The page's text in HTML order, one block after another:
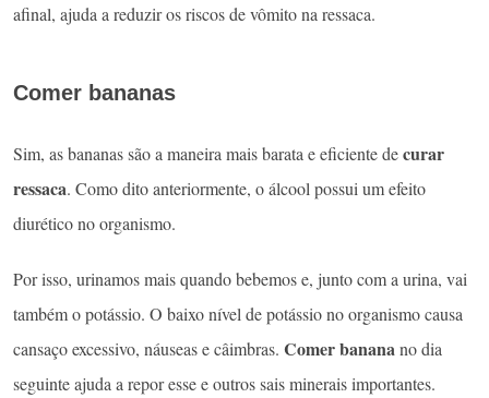
afinal, ajuda a reduzir os riscos de vômito na ressaca.
Comer bananas
Sim, as bananas são a maneira mais barata e eficiente decurar
ressaca. Como dito anteriormente, o álcool possui um efeito
diurético no organismo.
Por isso, urinamos mais quando bebemos e, junto com a urina, vai
também o potássio. O baixo nível de potássio no organismo causa
cansaço excessivo, náuseas e câimbras. Comer bananano dia
seguinte ajuda a repor esse e outros sais minerais importantes.